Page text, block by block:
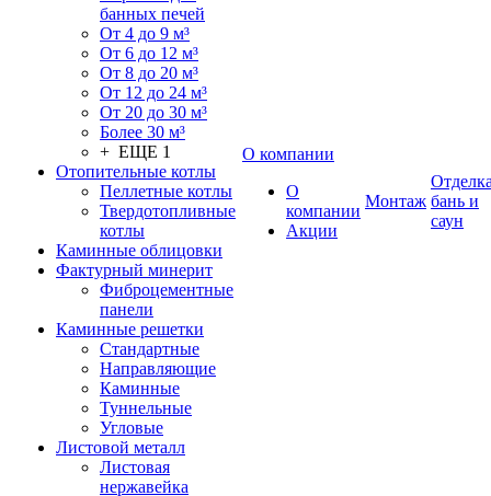
банных печей
От 4 до 9 м³
От 6 до 12 м³
От 8 до 20 м³
От 12 до 24 м³
От 20 до 30 м³
Более 30 м³
+ ЕЩЕ 1
Отопительные котлы
Пеллетные котлы
Твердотопливные
котлы
Каминные облицовки
Фактурный минерит
Фиброцементные
панели
Каминные решетки
Стандартные
Направляющие
Каминные
Туннельные
Угловые
Листовой металл
Листовая
нержавейка
О компании
О
компании
Акции
Монтаж бань и
саун